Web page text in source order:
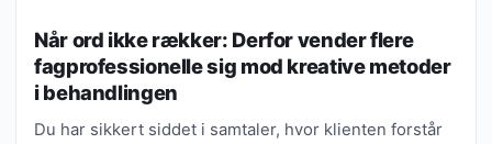
Når ord ikke rækker: Derfor vender flere
fagprofessionelle sig mod kreative metoder
i behandlingen
Du har sikkert siddet i samtaler, hvor klienten forstår